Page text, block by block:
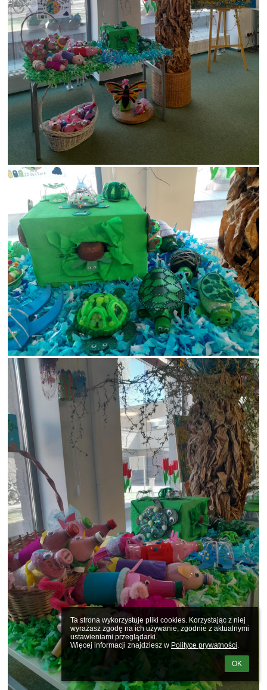
Ta strona wykorzystuje pliki cookies. Korzystając z niej
wyrażasz zgodę na ich używanie, zgodnie z aktualnymi
ustawieniami przeglądarki.
Więcej informacji znajdziesz w Polityce prywatności.
OK